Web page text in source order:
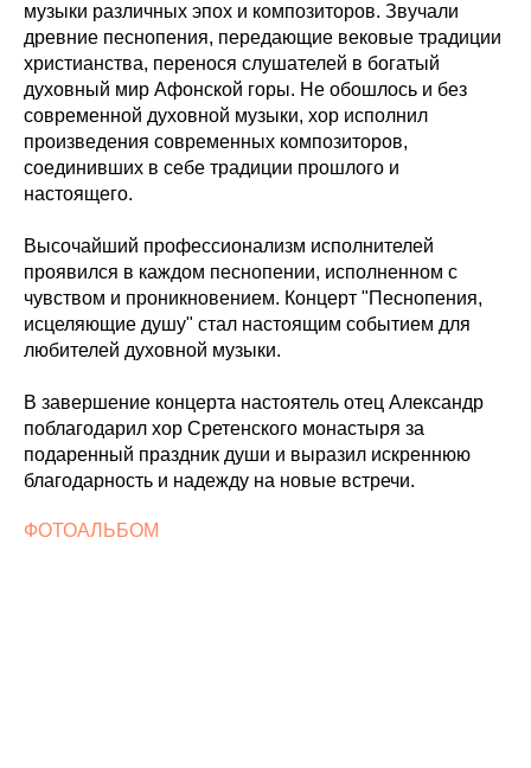
музыки различных эпох и композиторов. Звучали
древние песнопения, передающие вековые традиции
христианства, перенося слушателей в богатый
духовный мир Афонской горы. Не обошлось и без
современной духовной музыки, хор исполнил
произведения современных композиторов,
соединивших в себе традиции прошлого и
настоящего.
Высочайший профессионализм исполнителей
проявился в каждом песнопении, исполненном с
чувством и проникновением. Концерт "Песнопения,
исцеляющие душу" стал настоящим событием для
любителей духовной музыки.
В завершение концерта настоятель отец Александр
поблагодарил хор Сретенского монастыря за
подаренный праздник души и выразил искреннюю
благодарность и надежду на новые встречи.
ФОТОАЛЬБОМ